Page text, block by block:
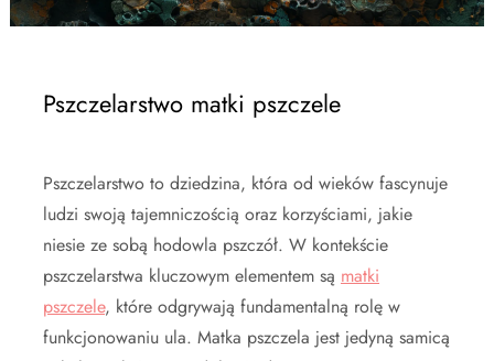
Pszczelarstwo matki pszczele
Pszczelarstwo to dziedzina, która od wieków fascynuje
ludzi swoją tajemniczością oraz korzyściami, jakie
niesie ze sobą hodowla pszczół. W kontekście
pszczelarstwa kluczowym elementem są matki
pszczele, które odgrywają fundamentalną rolę w
funkcjonowaniu ula. Matka pszczela jest jedyną samicą